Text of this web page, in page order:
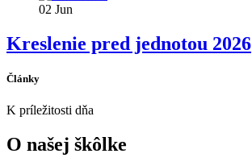
02 Jun
Kreslenie pred jednotou 2026
Články
K príležitosti dňa
O našej škôlke